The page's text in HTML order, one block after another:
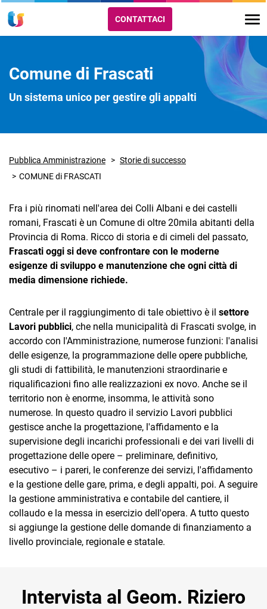
CRM
Ecommerce
Email Marketing
Fatturazione
Financial Solutions
HR
Trust Services
TeamSystem Corporate
CONTATTACI
Comune di Frascati
Un sistema unico per gestire gli appalti
Pubblica Amministrazione
Storie di successo
COMUNE di FRASCATI
Fra i più rinomati nell'area dei Colli Albani e dei castelli
romani, Frascati è un Comune di oltre 20mila abitanti della
Provincia di Roma. Ricco di storia e di cimeli del passato,
Frascati oggi si deve confrontare con le moderne
esigenze di sviluppo e manutenzione che ogni città di
media dimensione richiede.
Centrale per il raggiungimento di tale obiettivo è il settore
Lavori pubblici, che nella municipalità di Frascati svolge, in
accordo con l'Amministrazione, numerose funzioni: l'analisi
delle esigenze, la programmazione delle opere pubbliche,
gli studi di fattibilità, le manutenzioni straordinarie e
riqualificazioni fino alle realizzazioni ex novo. Anche se il
territorio non è enorme, insomma, le attività sono
numerose. In questo quadro il servizio Lavori pubblici
gestisce anche la progettazione, l'affidamento e la
supervisione degli incarichi professionali e dei vari livelli di
progettazione delle opere – preliminare, definitivo,
esecutivo – i pareri, le conferenze dei servizi, l'affidamento
e la gestione delle gare, prima, e degli appalti, poi. A seguire
la gestione amministrativa e contabile del cantiere, il
collaudo e la messa in esercizio dell'opera. A tutto questo
si aggiunge la gestione delle domande di finanziamento a
livello provinciale, regionale e statale.
Intervista al Geom. Riziero